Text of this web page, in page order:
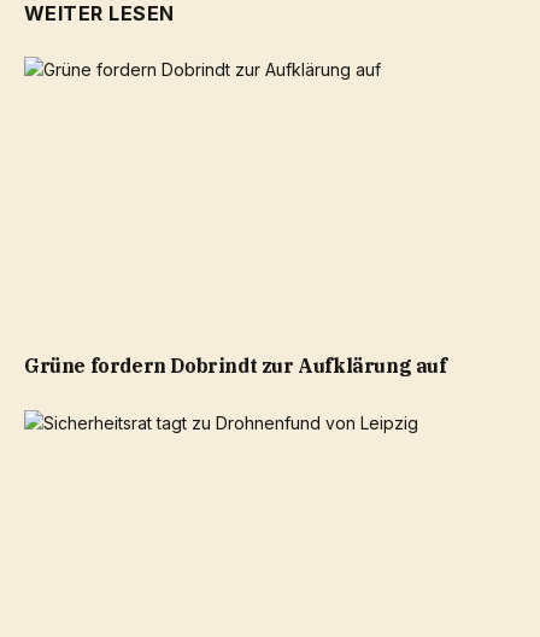
WEITER LESEN
Grüne fordern Dobrindt zur Aufklärung auf